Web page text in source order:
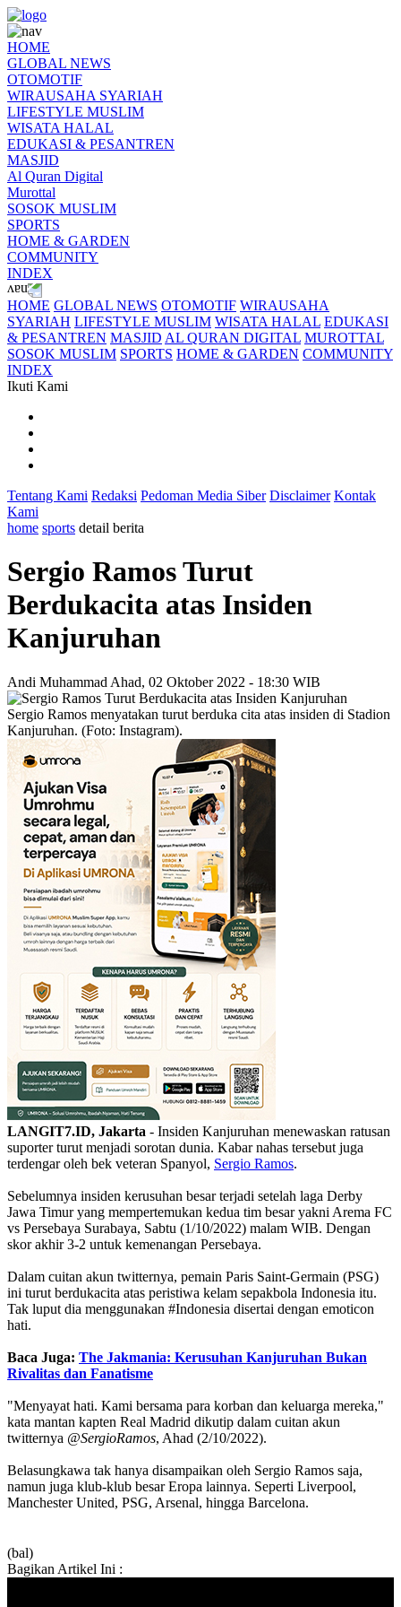
HOME
GLOBAL NEWS
OTOMOTIF
WIRAUSAHA SYARIAH
LIFESTYLE MUSLIM
WISATA HALAL
EDUKASI & PESANTREN
MASJID
Al Quran Digital
Murottal
SOSOK MUSLIM
SPORTS
HOME & GARDEN
COMMUNITY
INDEX
HOME GLOBAL NEWS OTOMOTIF WIRAUSAHA
SYARIAH LIFESTYLE MUSLIM WISATA HALAL EDUKASI
& PESANTREN MASJID AL QURAN DIGITAL MUROTTAL
SOSOK MUSLIM SPORTS HOME & GARDEN COMMUNITY
INDEX
Ikuti Kami
Tentang Kami Redaksi Pedoman Media Siber Disclaimer Kontak
Kami
home sports detail berita
Sergio Ramos Turut
Berdukacita atas Insiden
Kanjuruhan
Andi Muhammad Ahad, 02 Oktober 2022 - 18:30 WIB
Sergio Ramos menyatakan turut berduka cita atas insiden di Stadion
Kanjuruhan. (Foto: Instagram).
LANGIT7.ID, Jakarta - Insiden Kanjuruhan menewaskan ratusan
suporter turut menjadi sorotan dunia. Kabar nahas tersebut juga
terdengar oleh bek veteran Spanyol, Sergio Ramos.
Sebelumnya insiden kerusuhan besar terjadi setelah laga Derby
Jawa Timur yang mempertemukan kedua tim besar yakni Arema FC
vs Persebaya Surabaya, Sabtu (1/10/2022) malam WIB. Dengan
skor akhir 3-2 untuk kemenangan Persebaya.
Dalam cuitan akun twitternya, pemain Paris Saint-Germain (PSG)
ini turut berdukacita atas peristiwa kelam sepakbola Indonesia itu.
Tak luput dia menggunakan #Indonesia disertai dengan emoticon
hati.
Baca Juga: The Jakmania: Kerusuhan Kanjuruhan Bukan
Rivalitas dan Fanatisme
"Menyayat hati. Kami bersama para korban dan keluarga mereka,"
kata mantan kapten Real Madrid dikutip dalam cuitan akun
twitternya @SergioRamos, Ahad (2/10/2022).
Belasungkawa tak hanya disampaikan oleh Sergio Ramos saja,
namun juga klub-klub besar Eropa lainnya. Seperti Liverpool,
Manchester United, PSG, Arsenal, hingga Barcelona.
(bal)
Bagikan Artikel Ini :